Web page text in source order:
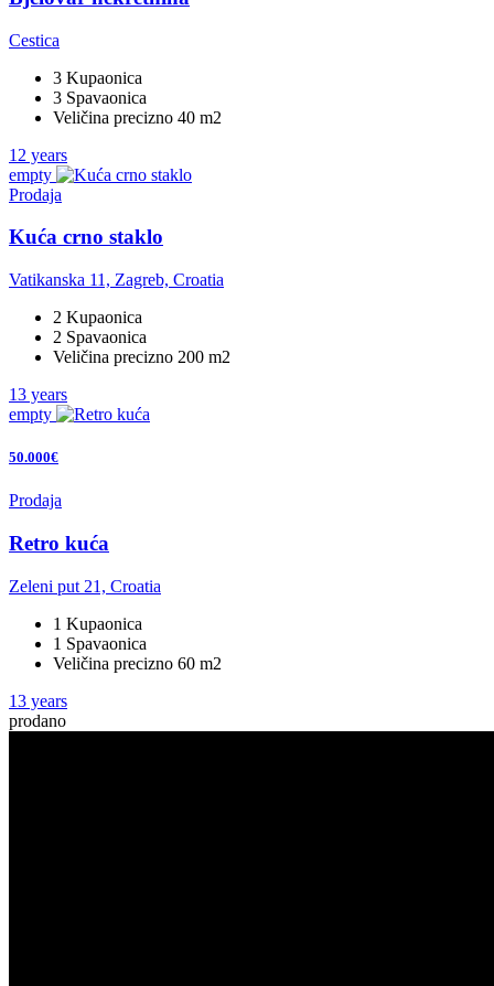
Cestica
3 Kupaonica
3 Spavaonica
Veličina precizno 40 m2
12 years
empty
Prodaja
Kuća crno staklo
Vatikanska 11, Zagreb, Croatia
2 Kupaonica
2 Spavaonica
Veličina precizno 200 m2
13 years
empty
50.000€
Prodaja
Retro kuća
Zeleni put 21, Croatia
1 Kupaonica
1 Spavaonica
Veličina precizno 60 m2
13 years
prodano